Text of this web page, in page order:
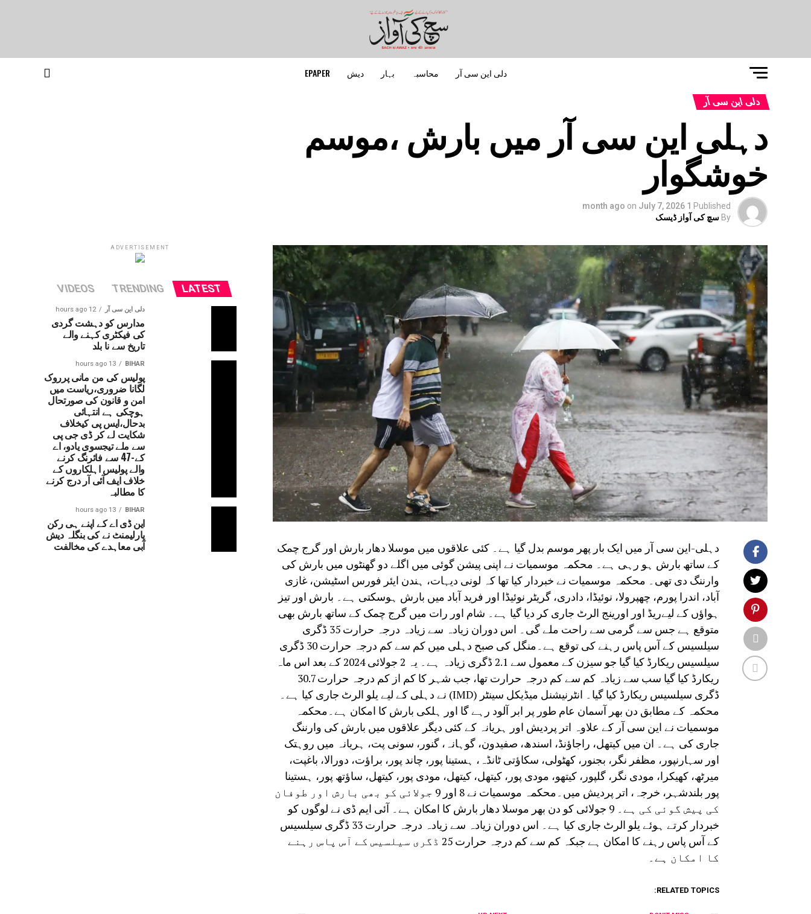
دلی این سی آر محاسبہ بہار دیش EPAPER
دلی این سی آر
دہلی این سی آر میں بارش ،موسم
خوشگوار
Published
1 month ago
on July 7, 2026
By سچ کی آواز ڈیسک
دہلی-این سی آر میں ایک بار پھر موسم بدل گیا ہے۔ کئی علاقوں میں موسلا دھار بارش اور گرج چمک
کے ساتھ بارش ہو رہی ہے۔ محکمہ موسمیات نے اپنی پیشن گوئی میں اگلے دو گھنٹوں میں بارش کی
وارننگ دی تھی۔ محکمہ موسمیات نے خبردار کیا تھا کہ لونی دیہات، ہندن ایئر فورس اسٹیشن، غازی
آباد، اندرا پورم، چھپرولا، نوئیڈا، دادری، گریٹر نوئیڈا اور فرید آباد میں بارش ہوسکتی ہے۔ بارش اور تیز
ہواؤں کے لیےریڈ اور اورینج الرٹ جاری کر دیا گیا ہے۔ شام اور رات میں گرج چمک کے ساتھ بارش بھی
متوقع ہے جس سے گرمی سے راحت ملے گی۔ اس دوران زیادہ سے زیادہ درجہ حرارت 35 ڈگری
سیلسیس کے آس پاس رہنے کی توقع ہے۔منگل کی صبح دہلی میں کم سے کم درجہ حرارت 30 ڈگری
سیلسیس ریکارڈ کیا گیا جو سیزن کے معمول سے 2.1 ڈگری زیادہ ہے۔ یہ 2 جولائی 2024 کے بعد اس ماہ
ریکارڈ کیا گیا سب سے زیادہ کم سے کم درجہ حرارت تھا، جب شہر کا کم از کم درجہ حرارت 30.7
ڈگری سیلسیس ریکارڈ کیا گیا۔ انٹرنیشنل میڈیکل سینٹر (IMD) نے دہلی کے لیے یلو الرٹ جاری کیا ہے۔
محکمہ کے مطابق دن بھر آسمان عام طور پر ابر آلود رہے گا اور ہلکی بارش کا امکان ہے۔محکمہ
موسمیات نے این سی آر کے علاوہ اتر پردیش اور ہریانہ کے کئی دیگر علاقوں میں بارش کی وارننگ
جاری کی ہے۔ ان میں کیتھل، راجاؤنڈ، اسندھ، صفیدون، گوہانہ، گنور، سونی پت، ہریانہ میں روہتک
اور سہارنپور، مظفر نگر، بجنور، کھٹولی، سکاؤتی ٹانڈہ، ہستینا پور، چاند پور، براؤت، دورالا، باغپت،
میرٹھ، کھیکرا، مودی نگر، گلپور، کیتھو، مودی پور، کیتھل، کیتھل، مودی پور، کیتھل، ساؤتھ پور، ہستینا
پور بلندشہر، خرجہ، اتر پردیش میں۔محکمہ موسمیات نے 8 اور 9 جولائی کو بھی بارش اور طوفان
کی پیش گوئی کی ہے۔ 9 جولائی کو دن بھر موسلا دھار بارش کا امکان ہے۔ آئی ایم ڈی نے لوگوں کو
خبردار کرتے ہوئے یلو الرٹ جاری کیا ہے۔ اس دوران زیادہ سے زیادہ درجہ حرارت 33 ڈگری سیلسیس
کے آس پاس رہنے کا امکان ہے جبکہ کم سے کم درجہ حرارت 25 ڈگری سیلسیس کے آس پاس رہنے
کا امکان ہے۔
RELATED TOPICS:
ADVERTISEMENT
LATEST
TRENDING
VIDEOS
دلی این سی آر 12 hours ago
مدارس کو دہشت گردی
کی فیکٹری کہنے والے
تاریخ سے نا بلد
BIHAR
13 hours ago
پولیس کی من مانی پرروک
لگانا ضروری،ریاست میں
امن و قانون کی صورتحال
ہوچکی ہے انتہائی
بدحال،ایس پی کیخلاف
شکایت لے کر ڈی جی پی
سے ملے تیجسوی یادو، اے
کے-47 سے فائرنگ کرنے
والے پولیس اہلکاروں کے
خلاف ایف آئی آر درج کرنے
کا مطالبہ
BIHAR
13 hours ago
این ڈی اے کے اپنے ہی رکن
پارلیمنٹ نے کی بنگلہ دیش
آبی معاہدے کی مخالفت